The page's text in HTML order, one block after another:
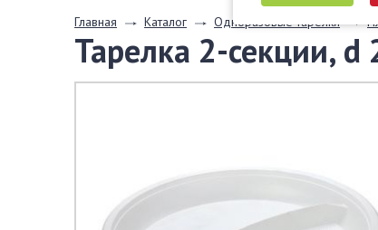
Главная Каталог Одноразовые тарелки
Тарелка 2-секции,